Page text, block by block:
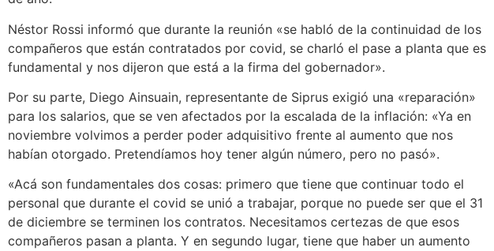
Néstor Rossi informó que durante la reunión «se habló de la continuidad de los
compañeros que están contratados por covid, se charló el pase a planta que es
fundamental y nos dijeron que está a la firma del gobernador».
Por su parte, Diego Ainsuain, representante de Siprus exigió una «reparación»
para los salarios, que se ven afectados por la escalada de la inflación: «Ya en
noviembre volvimos a perder poder adquisitivo frente al aumento que nos
habían otorgado. Pretendíamos hoy tener algún número, pero no pasó».
«Acá son fundamentales dos cosas: primero que tiene que continuar todo el
personal que durante el covid se unió a trabajar, porque no puede ser que el 31
de diciembre se terminen los contratos. Necesitamos certezas de que esos
compañeros pasan a planta. Y en segundo lugar, tiene que haber un aumento